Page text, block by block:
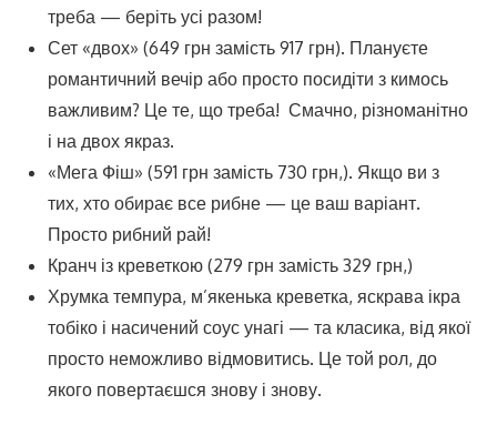
треба — беріть усі разом!
Сет «двох» (649 грн замість 917 грн). Плануєте
романтичний вечір або просто посидіти з кимось
важливим? Це те, що треба! Смачно, різноманітно
і на двох якраз.
«Мега Фіш» (591 грн замість 730 грн,). Якщо ви з
тих, хто обирає все рибне — це ваш варіант.
Просто рибний рай!
Кранч із креветкою (279 грн замість 329 грн,)
Хрумка темпура, м’якенька креветка, яскрава ікра
тобіко і насичений соус унагі — та класика, від якої
просто неможливо відмовитись. Це той рол, до
якого повертаєшся знову і знову.